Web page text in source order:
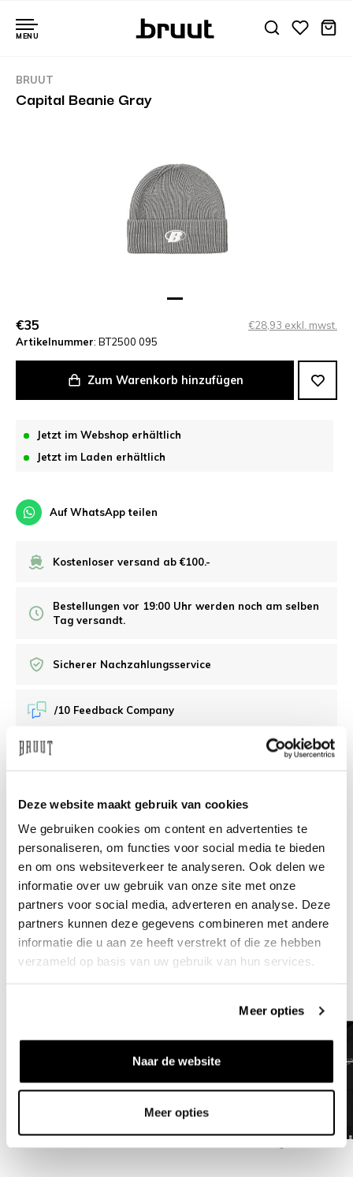
Deze website maakt gebruik van cookies
We gebruiken cookies om content en advertenties te
personaliseren, om functies voor social media te bieden
en om ons websiteverkeer te analyseren. Ook delen we
informatie over uw gebruik van onze site met onze
partners voor social media, adverteren en analyse. Deze
partners kunnen deze gegevens combineren met andere
informatie die u aan ze heeft verstrekt of die ze hebben
verzameld op basis van uw gebruik van hun services.
Meer opties
Naar de website
Meer opties
MENU
BRUUT
Capital Beanie Gray
€35
€28,93 exkl. mwst.
Artikelnummer: BT2500 095
Zum Warenkorb hinzufügen
Jetzt im Webshop erhältlich
Jetzt im Laden erhältlich
Auf WhatsApp teilen
Kostenloser versand ab €100.-
Bestellungen vor 19:00 Uhr werden noch am selben
Tag versandt.
Sicherer Nachzahlungsservice
/10 Feedback Company
weiter
info@bruut.nl Live-Chat Whatsapp
Über dieses Produkt
Versand und Rückgabe
Verwandte Produkte